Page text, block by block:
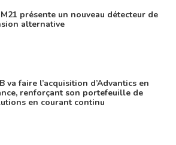
présente un nouveau détecteur de
alternative
va faire l’acquisition d’Advantics en
renforçant son portefeuille de
en courant continu